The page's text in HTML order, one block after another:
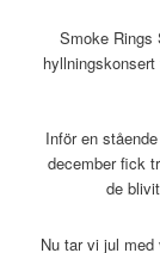
Smoke Rings
Inför en
december fick
de
Nu tar vi jul